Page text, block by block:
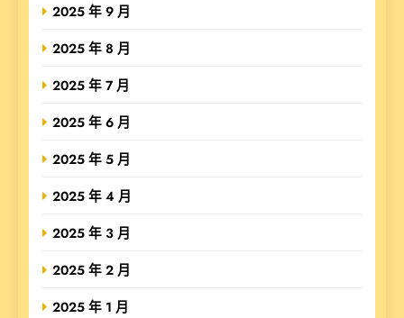
2025 年 9 月
2025 年 8 月
2025 年 7 月
2025 年 6 月
2025 年 5 月
2025 年 4 月
2025 年 3 月
2025 年 2 月
2025 年 1 月